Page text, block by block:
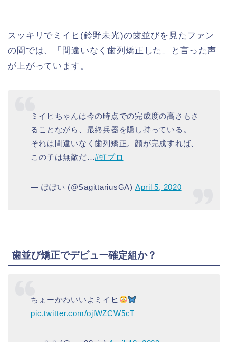
スッキリでミイヒ(鈴野未光)の歯並びを見たファン
の間では、「間違いなく歯列矯正した」と言った声
が上がっています。
ミイヒちゃんは今の時点での完成度の高さもさ
ることながら、最終兵器を隠し持っている。
それは間違いなく歯列矯正。顔が完成すれば、
この子は無敵だ…#虹プロ
— ぽぽい (@SagittariusGA) April 5, 2020
歯並び矯正でデビュー確定組か？
ちょーかわいいよミイヒ
pic.twitter.com/ojlWZCW5cT